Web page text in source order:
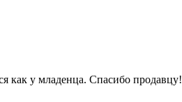
как у младенца. Спасибо продавцу!